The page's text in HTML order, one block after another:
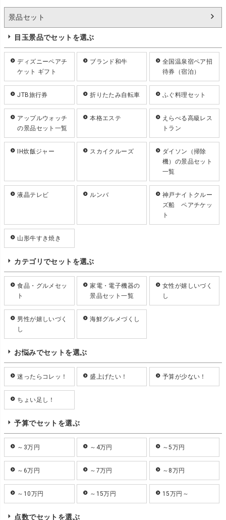
景品セット
目玉景品でセットを選ぶ
ディズニーペアチ
ケット ギフト
ブランド和牛
全国温泉宿ペア招
待券（宿泊）
JTB旅行券 折りたたみ自転車 ふぐ料理セット
アップルウォッチ
の景品セット一覧
本格エステ
えらべる高級レス
トラン
IH炊飯ジャー スカイクルーズ
ダイソン（掃除
機）の景品セット
一覧
液晶テレビ ルンバ
神戸ナイトクルー
ズ船 ペアチケッ
ト
山形牛すき焼き
カテゴリでセットを選ぶ
食品・グルメセッ
ト
家電・電子機器の
景品セット一覧
女性が嬉しいづく
し
男性が嬉しいづく
し
海鮮グルメづくし
お悩みでセットを選ぶ
迷ったらコレッ！ 盛上げたい！ 予算が少ない！
ちょい足し！
予算でセットを選ぶ
～3万円 ～4万円 ～5万円
～6万円 ～7万円 ～8万円
～10万円 ～15万円 15万円～
点数でセットを選ぶ